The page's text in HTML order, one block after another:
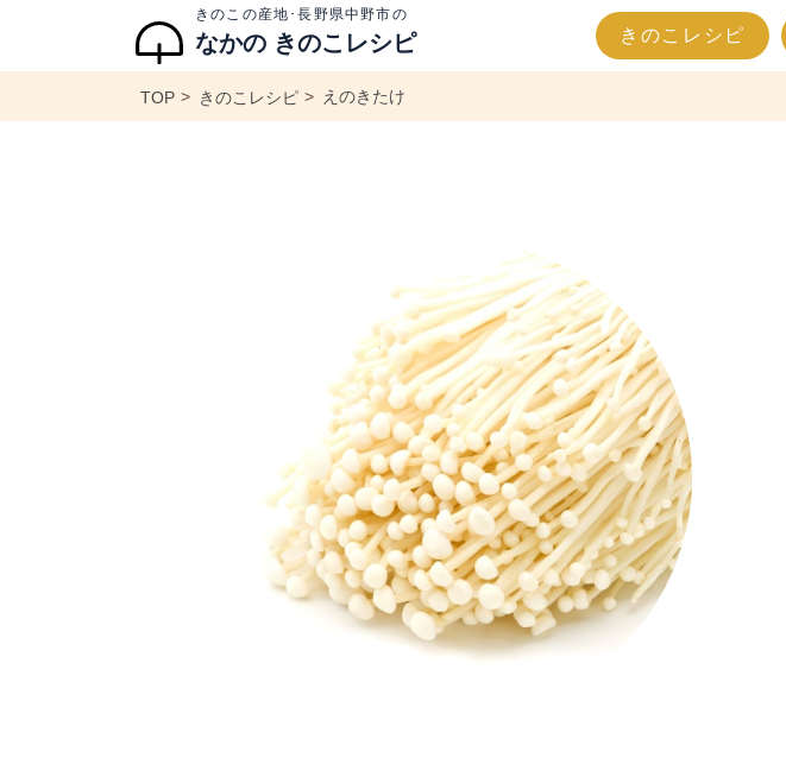
きのこの産地･長野県中野市の
なかの きのこレシピ きのこレシピ
TOP きのこレシピ えのきたけ